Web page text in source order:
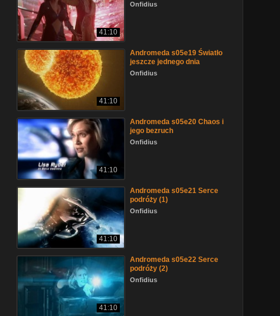
41:10
Onfidius
41:10
Andromeda s05e19 Światło
jeszcze jednego dnia
Onfidius
41:10
Andromeda s05e20 Chaos i
jego bezruch
Onfidius
41:10
Andromeda s05e21 Serce
podróży (1)
Onfidius
41:10
Andromeda s05e22 Serce
podróży (2)
Onfidius